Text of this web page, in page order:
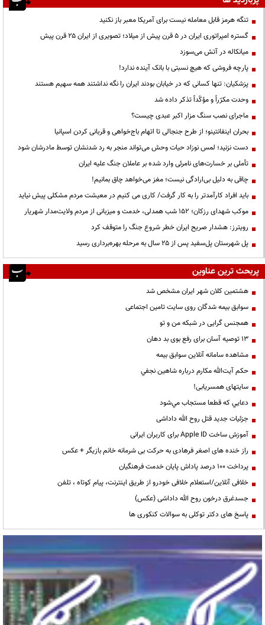
تنگه هرمز قابل معامله نیست برای آمریکا معبر باز نکنید
گستره امپراتوری ایران در ۵ قرن پیش از میلاد؛ تصویری از ایران ۲۵ قرن پیش
میانکاله در آتش می‌سوزد
پارچه فروشی که هیچ نسبتی با بانک آینده ندارد!
پزشکیان: تنها کسانی که در خیابان بودند ایران را نگه نداشتند همه سهیم هستند
وحدت مکرّراً و مؤکّداً تذکر داده شد
ماجرای نصب سنگ مزار اکبر عبدی چیست؟
بحران اینفانتینو؛ از طرح جنجالی تا اتهام باج‌خواهی و قربانی کردن اسپانیا
دست نزنید؛ لمس نوزاد حیات وحش می‌تواند منجر به رد شدنشان توسط مادرشان شود
تأملی بر خسارت‌های نامرئی وارد شده بر عاملان جنگ علیه ایران
چاقی به دلیل بی‌ارادگی نیست؛ مغز می‌خواهد چاق بمانیم!
باید افراد کارآمدتر را به کار گرفت/ کاری می کنیم در معیشت مردم مشکلی پیش نیاید
موکب شهدای رزکان؛ ۱۵۲ شب همدلی، خدمت و میزبانی از مردم ولایت‌مدار شهریار
رویترز: هشدار صریح ایران خطر شروع جنگ را متوقف کرد
پل شهرستان پل‌سفید پس از ۲۵ سال به مرحله بهره‌برداری رسید
پربحث ترین عناوین
هشتمین کلان شهر ایران مشخص شد
سوابق بیمه شدگان روی سایت تامین اجتماعی
همجنس گرایی در شبکه من و تو
13 توصیه آسان برای رفع بوی بد دهان
مشاهده سامانه آنلاين سوابق بیمه
حكم آيت‌الله مكارم درباره شاهين نجفي
سایتهای همسریابی!
دعايي كه قطعا مستجاب مي‌شود
جزئیات جدید قتل روح الله داداشی
آموزش ساخت Apple ID برای کاربران ایرانی
راز خنده های اصغر فرهادی به حرکت بی شرمانه خانم بازیگر + عکس
پرداخت ۱۰۰ درصد پاداش پایان خدمت فرهنگیان
خلافی آنلاین/استعلام خلافی خودرو از طریق اینترنت، پیام کوتاه ، تلفن
جسدغرق درخون روح الله داداشی (عکس)
پاسخ های دکتر توکلی به سوالات کنکوری ها